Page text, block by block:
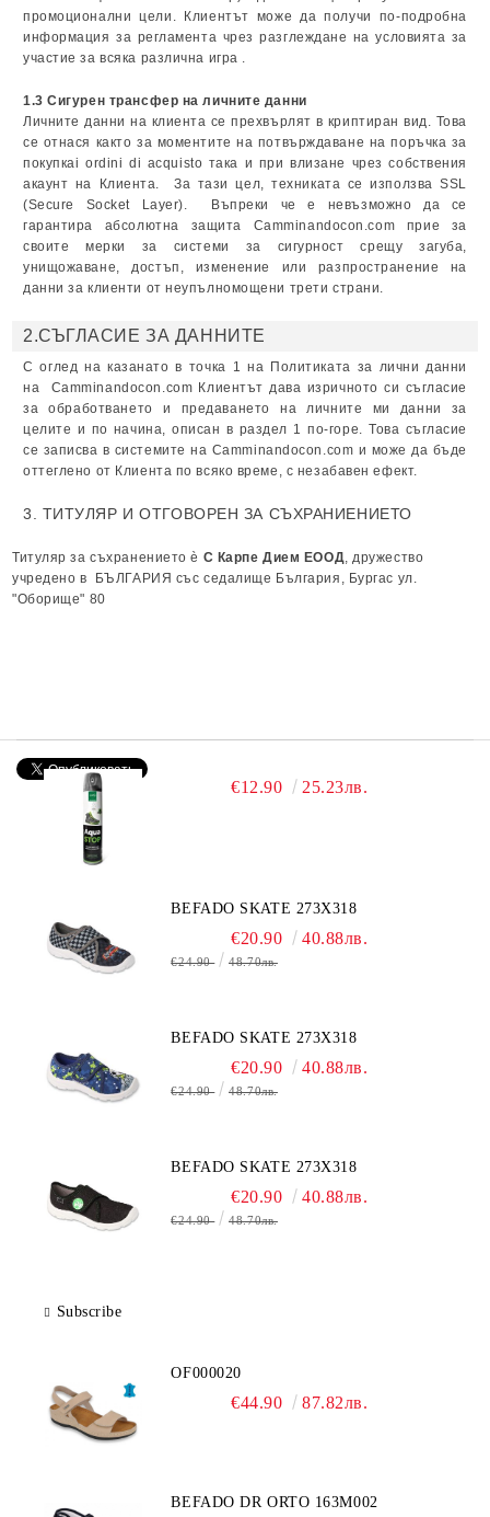
промоционални цели. Клиентът може да получи по-подробна
информация за регламента чрез разглеждане на условията за
участие за всяка различна игра .
1.3 Сигурен трансфер на личните данни
Личните данни на клиента се прехвърлят в криптиран вид. Това
се отнася както за моментите на потвърждаване на поръчка за
покупкаi ordini di acquisto така и при влизане чрез собствения
акаунт на Клиента. За тази цел, техниката се използва SSL
(Secure Socket Layer). Въпреки че е невъзможно да се
гарантира абсолютна защита Camminandocon.com прие за
своите мерки за системи за сигурност срещу загуба,
унищожаване, достъп, изменение или разпространение на
данни за клиенти от неупълномощени трети страни.
2.СЪГЛАСИЕ ЗА ДАННИТЕ
С оглед на казанато в точка 1 на Политиката за лични данни
на Camminandocon.com Клиентът дава изричното си съгласие
за обработването и предаването на личните ми данни за
целите и по начина, описан в раздел 1 по-горе. Това съгласие
се записва в системите на Camminandocon.com и може да бъде
оттеглено от Клиента по всяко време, с незабавен ефект.
3. ТИТУЛЯР И ОТГОВОРЕН ЗА СЪХРАНИЕНИЕТО
Титуляр за съхранението è С Карпе Дием ЕООД, дружество
учредено в БЪЛГАРИЯ със седалище България, Бургас ул.
"Оборище" 80
€12.90 25.23лв.
BEFADO SKATE 273X318
€20.90 40.88лв.
€24.90 48.70лв.
BEFADO SKATE 273X318
€20.90 40.88лв.
€24.90 48.70лв.
BEFADO SKATE 273X318
€20.90 40.88лв.
€24.90 48.70лв.
Subscribe
OF000020
€44.90 87.82лв.
BEFADO DR ORTO 163M002